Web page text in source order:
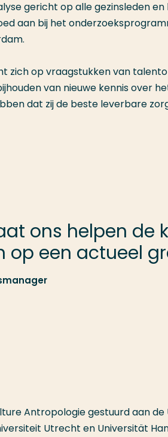
gericht op alle gezinsleden
aan bij het
zich op vraagstukken van
van nieuwe kennis over
dat zij de beste leverbare
ons helpen
op een actueel
Antropologie gestuurd aan
Utrecht en Universität